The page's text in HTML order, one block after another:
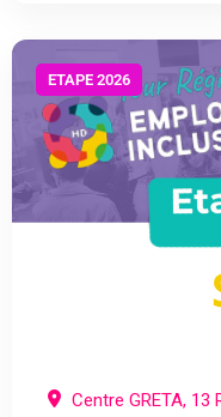
ETAPE 2026
Centre GRETA, 13